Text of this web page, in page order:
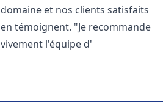
domaine et nos clients satisfaits
en témoignent. "Je recommande
vivement l'équipe d'